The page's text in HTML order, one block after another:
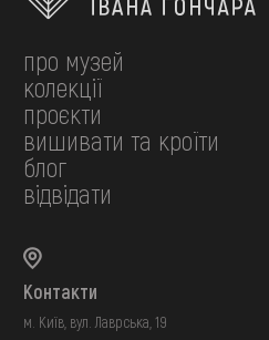
про музей
колекції
проєкти
вишивати та кроїти
блог
відвідати
Контакти
м. Київ, вул. Лаврська, 19